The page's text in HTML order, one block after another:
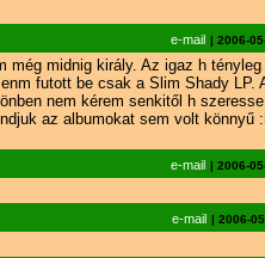
e-mail | 2006-
midnig király. Az igaz h tényleg
futott be csak a Slim Shady LP.
nem kérem senkitől h
az albumokat sem volt könnyű
e-mail | 2006-
e-mail | 2006-